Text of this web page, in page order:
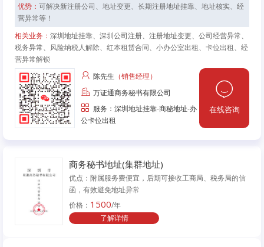
优势： 可解决新注册公司、地址变更、长期注册地址挂靠、地址核实、经
营异常等！
相关业务： 深圳地址挂靠、深圳公司注册、注册地址变更、公司经营异常、
税务异常、风险纳税人解除、红本租赁合同、小办公室出租、卡位出租、经
营异常解锁
陈先生 （销售经理）
万证通商务秘书有限公司
服务：深圳地址挂靠-商秘地址-办
公卡位出租
在线咨询
商务秘书地址(集群地址)
优点：附属服务费便宜，后期可接收工商局、税务局的信
函，有效避免地址异常
价格： 1500/年
了解详情